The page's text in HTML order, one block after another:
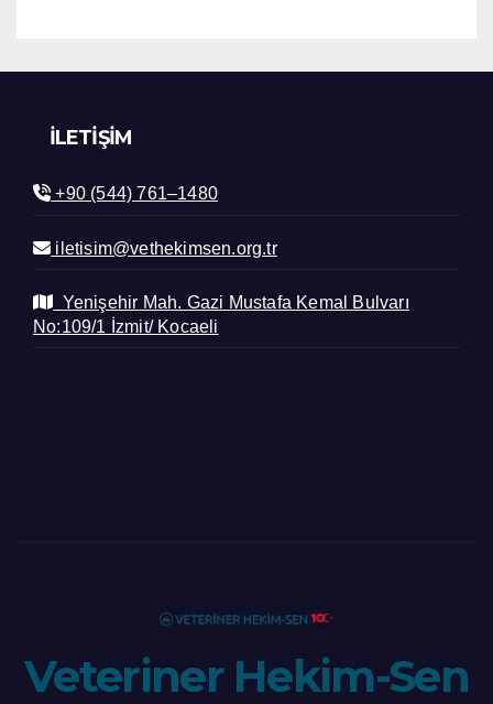
İLETIŞIM
+90 (544) 761–1480
iletisim@vethekimsen.org.tr
Yenişehir Mah. Gazi Mustafa Kemal Bulvarı
No:109/1 İzmit/ Kocaeli
Veteriner Hekim-Sen